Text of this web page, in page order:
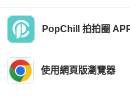
PopChill 拍拍圈
使用網頁版瀏覽器